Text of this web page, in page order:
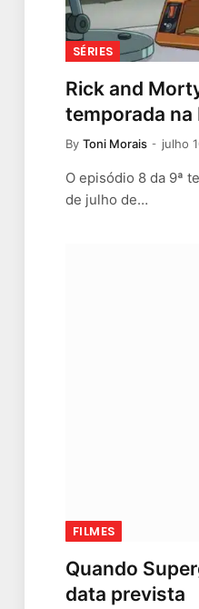
SÉRIES
Rick and
temporada na
By Toni Morais julho
O episódio 8 da 9ª
de julho de…
FILMES
Quando
data prevista